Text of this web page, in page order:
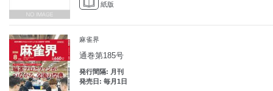
紙版
麻雀界
通巻第185号
発行間隔: 月刊
発売日: 毎月1日